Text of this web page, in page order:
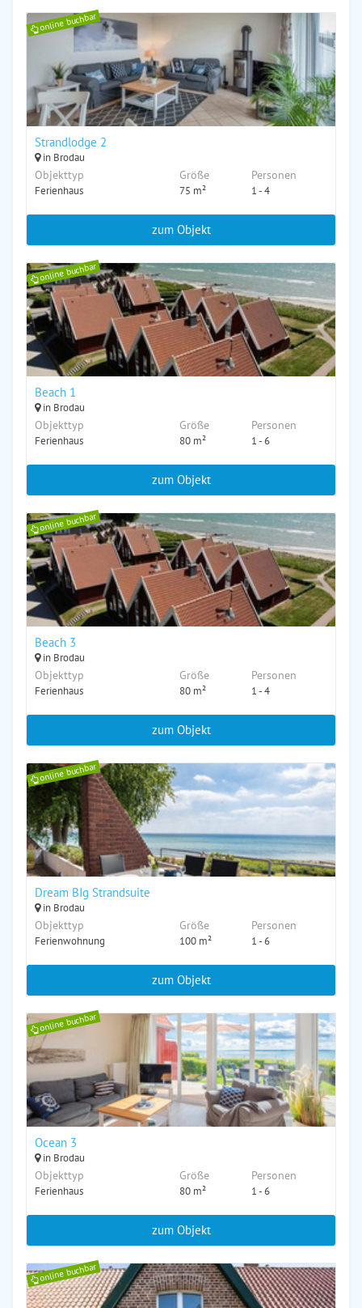
online buchbar
Strandlodge 2
in Brodau
Objekttyp
Ferienhaus
Größe
75 m²
Personen
1 - 4
zum Objekt
online buchbar
Beach 1
in Brodau
Objekttyp
Ferienhaus
Größe
80 m²
Personen
1 - 6
zum Objekt
online buchbar
Beach 3
in Brodau
Objekttyp
Ferienhaus
Größe
80 m²
Personen
1 - 4
zum Objekt
online buchbar
Dream BIg Strandsuite
in Brodau
Objekttyp
Ferienwohnung
Größe
100 m²
Personen
1 - 6
zum Objekt
online buchbar
Ocean 3
in Brodau
Objekttyp
Ferienhaus
Größe
80 m²
Personen
1 - 6
zum Objekt
online buchbar